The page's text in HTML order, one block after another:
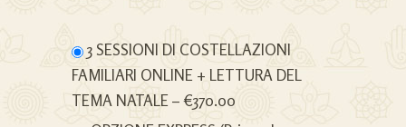
3 SESSIONI DI COSTELLAZIONI
FAMILIARI ONLINE + LETTURA DEL
TEMA NATALE –€370.00